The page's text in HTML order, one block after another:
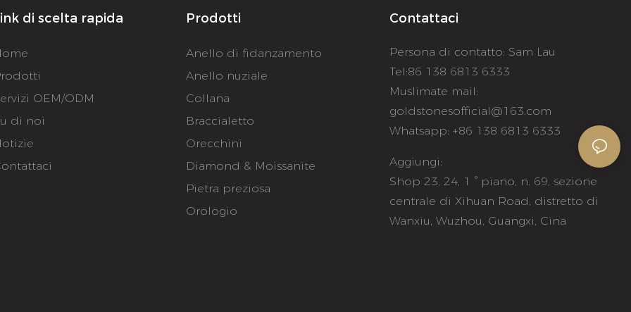
di scelta rapida
OEM/ODM
di noi
Prodotti
Anello di fidanzamento
Anello nuziale
Collana
Braccialetto
Orecchini
Diamond & Moissanite
Pietra preziosa
Orologio
Contattaci
Persona di contatto: Sam Lau
Tel:86 138 6813 6333
Muslimate mail:
goldstonesofficial@163.com
Whatsapp: +86 138 6813 6333
Aggiungi:
Shop 23, 24, 1 ° piano, n. 69, sezione
centrale di Xihuan Road, distretto di
Wanxiu, Wuzhou, Guangxi, Cina